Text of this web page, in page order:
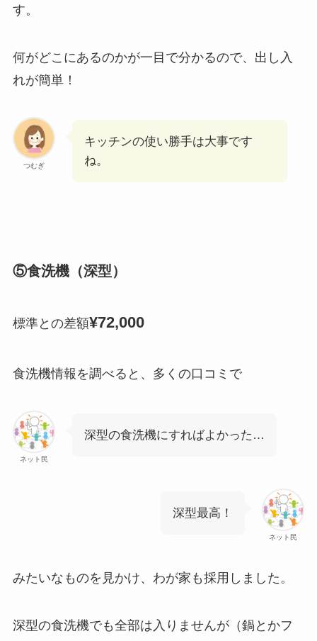
す。
何がどこにあるのかが一目で分かるので、出し入
れが簡単！
つむぎ
キッチンの使い勝手は大事です
ね。
⑤食洗機（深型）
標準との差額¥72,000
食洗機情報を調べると、多くの口コミで
ネット民
深型の食洗機にすればよかった…
ネット民
深型最高！
みたいなものを見かけ、わが家も採用しました。
深型の食洗機でも全部は入りませんが（鍋とかフ